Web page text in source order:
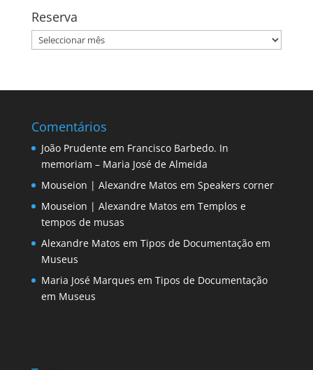
Reserva
Reserva
Comentários
João Prudenteem Francisco Barbedo. In
memoriam – Maria José de Almeida
Mouseion | Alexandre Matos em Speakers corner
Mouseion | Alexandre Matos em Templos e
tempos de musas
Alexandre Matos em Tipos de Documentação em
Museus
Maria José Marques em Tipos de Documentação
em Museus